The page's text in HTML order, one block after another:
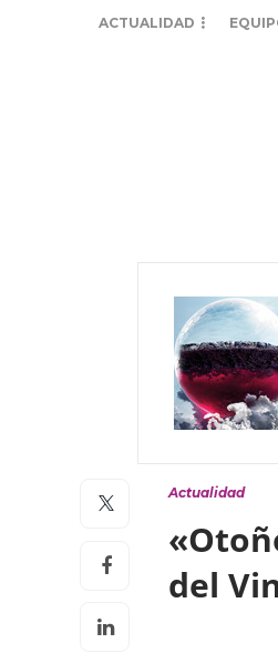
ACTUALIDAD
Actualidad
del